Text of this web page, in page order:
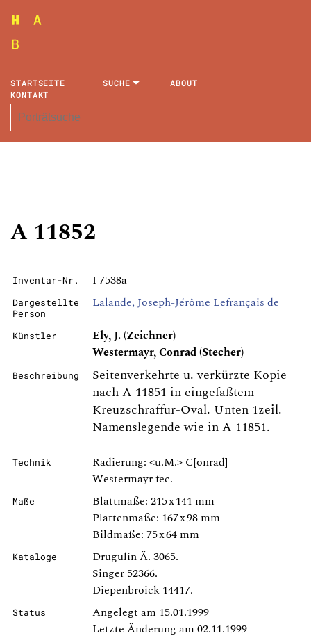
STARTSEITE SUCHE
ABOUT
KONTAKT
A 11852
Inventar-Nr. I 7538a
Dargestellte
Person
Lalande, Joseph-Jérôme Lefrançais de
Künstler
Ely, J. (Zeichner)
Westermayr, Conrad (Stecher)
Beschreibung
Seitenverkehrte u. verkürzte Kopie
nach A 11851 in eingefaßtem
Kreuzschraffur-Oval. Unten 1zeil.
Namenslegende wie in A 11851.
Technik
Radierung: <u.M.> C[onrad]
Westermayr fec.
Maße
Blattmaße: 215 x 141 mm
Plattenmaße: 167 x 98 mm
Bildmaße: 75 x 64 mm
Kataloge
Drugulin Ä. 3065.
Singer 52366.
Diepenbroick 14417.
Status
Angelegt am 15.01.1999
Letzte Änderung am 02.11.1999